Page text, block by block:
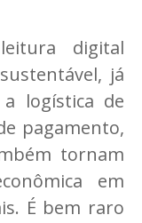
digital
já
logística de
pagamento,
tornam
em
É bem raro